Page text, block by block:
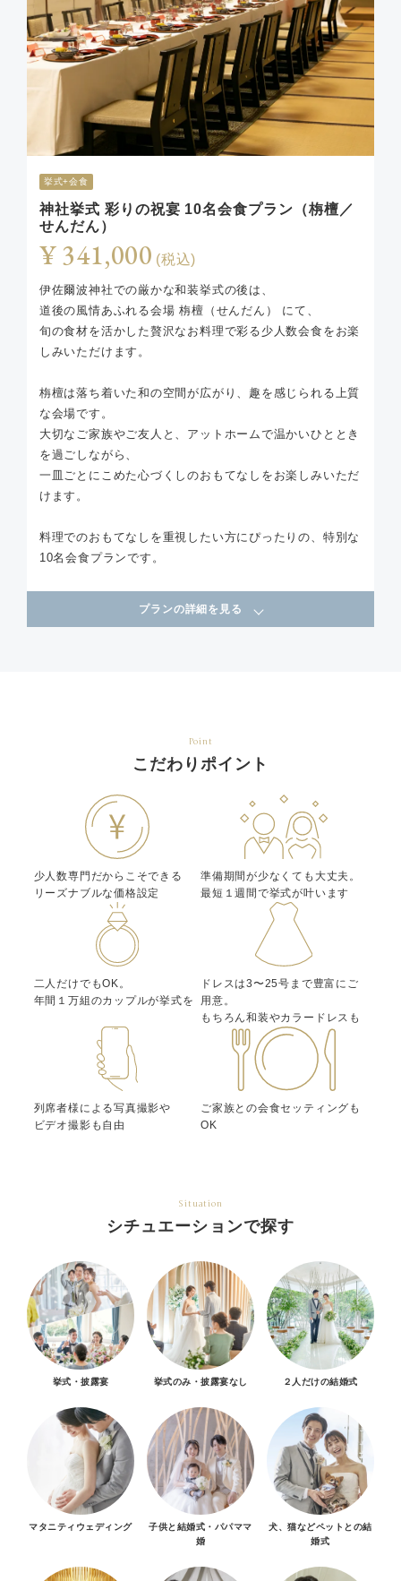
挙式+会食
神社挙式 彩りの祝宴 10名会食プラン（栴檀／
せんだん）
¥ 341,000 (税込)
伊佐爾波神社での厳かな和装挙式の後は、
道後の風情あふれる会場 栴檀（せんだん） にて、
旬の食材を活かした贅沢なお料理で彩る少人数会食をお楽
しみいただけます。
栴檀は落ち着いた和の空間が広がり、趣を感じられる上質
な会場です。
大切なご家族やご友人と、アットホームで温かいひととき
を過ごしながら、
一皿ごとにこめた心づくしのおもてなしをお楽しみいただ
けます。
料理でのおもてなしを重視したい方にぴったりの、特別な
10名会食プランです。
プランの詳細を見る
Point
こだわりポイント
少人数専門だからこそできる
リーズナブルな価格設定
準備期間が少なくても大丈夫。
最短１週間で挙式が叶います
二人だけでもOK。
年間１万組のカップルが挙式を
ドレスは3〜25号まで豊富にご
用意。
もちろん和装やカラードレスも
列席者様による写真撮影や
ビデオ撮影も自由
ご家族との会食セッティングも
OK
Situation
シチュエーションで探す
挙式・披露宴 挙式のみ・披露宴なし ２人だけの結婚式
マタニティウェディング
子供と結婚式・パパママ
婚
犬、猫などペットとの結
婚式